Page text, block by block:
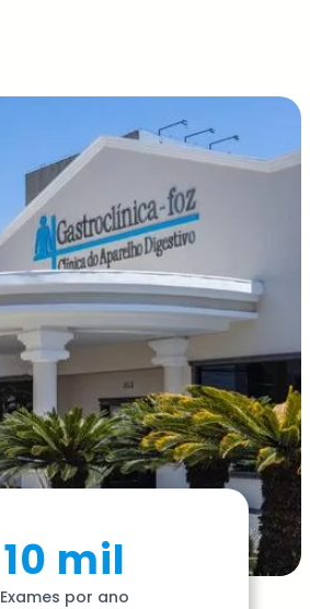
10 mil
Exames por ano